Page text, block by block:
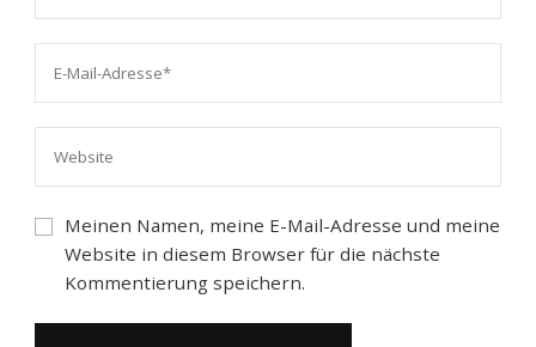
Meinen Namen, meine E-Mail-Adresse und meine
Website in diesem Browser für die nächste
Kommentierung speichern.